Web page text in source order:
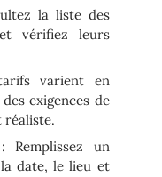
la liste des
vérifiez leurs
varient en
exigences de
réaliste.
un
date, le lieu et